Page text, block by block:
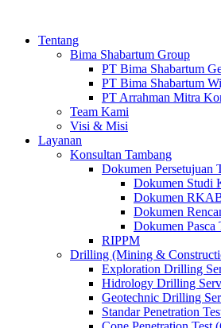
Tentang
Bima Shabartum Group
PT Bima Shabartum
PT Bima Shabartum
PT Arrahman Mitra
Team Kami
Visi & Misi
Layanan
Konsultan Tambang
Dokumen Persetujuan
Dokumen Studi
Dokumen
Dokumen
Dokumen Pasca
RIPPM
Drilling (Mining &
Exploration Drilling
Hidrology Drilling
Geotechnic Drilling
Standar Penetration